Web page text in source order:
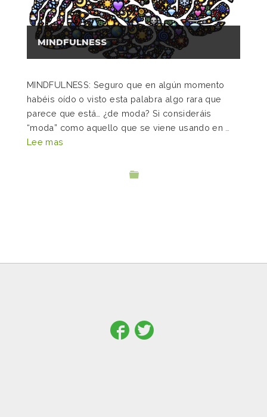
MINDFULNESS
MINDFULNESS: Seguro que en algún momento
habéis oído o visto esta palabra algo rara que
parece que está… ¿de moda? Si consideráis
“moda” como aquello que se viene usando en
Lee mas